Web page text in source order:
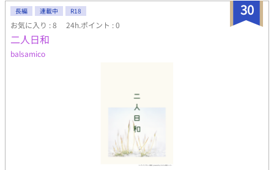
30
長編 連載中 R18
お気に入り : 8 24h.ポイント : 0
二人日和
balsamico